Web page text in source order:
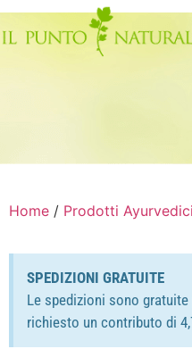
Home / Prodotti Ayurvedici
SPEDIZIONI GRATUITE
Le spedizioni sono gratuite
richiesto un contributo di